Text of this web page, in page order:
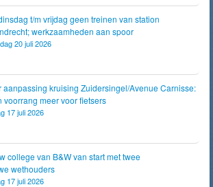
t/m vrijdag geen treinen van station
werkzaamheden aan spoor
20 juli 2026
aanpassing kruising Zuidersingel/Avenue Carnisse:
voorrang meer voor fietsers
17 juli 2026
college van B&W van start met twee
wethouders
17 juli 2026